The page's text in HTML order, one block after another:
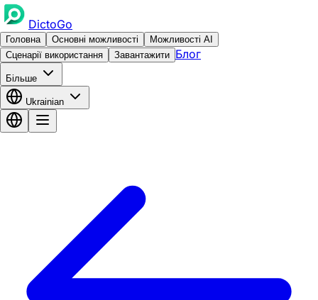
DictoGo
Головна Основні можливості
Можливості AI
Сценарії використання
Завантажити Блог
Більше
Ukrainian